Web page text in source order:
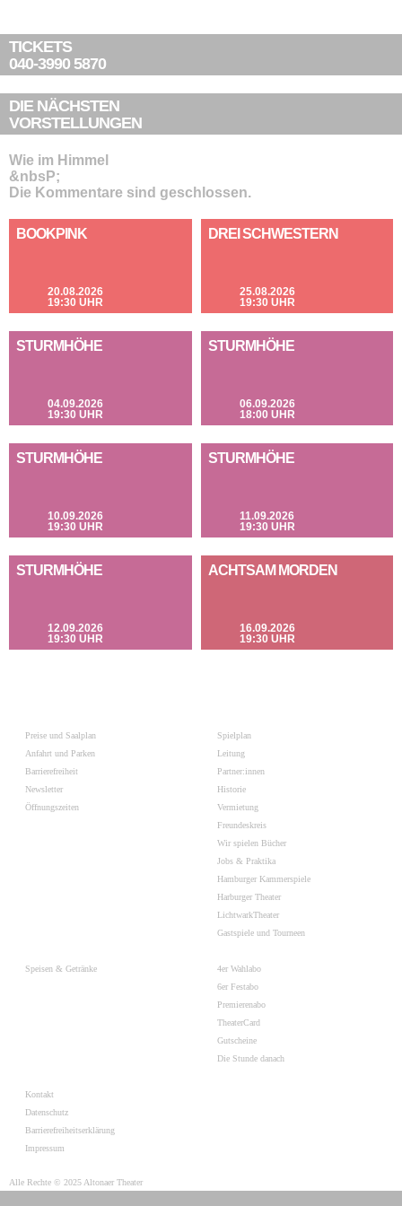
TICKETS
040-3990 5870
DIE NÄCHSTEN
VORSTELLUNGEN
Wie im Himmel
&nbsP;
Die Kommentare sind geschlossen.
BOOKPINK
20.08.2026
19:30 UHR
DREI SCHWESTERN
25.08.2026
19:30 UHR
STURMHÖHE
04.09.2026
19:30 UHR
STURMHÖHE
06.09.2026
18:00 UHR
STURMHÖHE
10.09.2026
19:30 UHR
STURMHÖHE
11.09.2026
19:30 UHR
STURMHÖHE
12.09.2026
19:30 UHR
ACHTSAM MORDEN
16.09.2026
19:30 UHR
Preise und Saalplan
Anfahrt und Parken
Barrierefreiheit
Newsletter
Öffnungszeiten
Spielplan
Leitung
Partner:innen
Historie
Vermietung
Freundeskreis
Wir spielen Bücher
Jobs & Praktika
Hamburger Kammerspiele
Harburger Theater
LichtwarkTheater
Gastspiele und Tourneen
Speisen & Getränke
4er Wahlabo
6er Festabo
Premierenabo
TheaterCard
Gutscheine
Die Stunde danach
Kontakt
Datenschutz
Barrierefreiheitserklärung
Impressum
Alle Rechte © 2025 Altonaer Theater